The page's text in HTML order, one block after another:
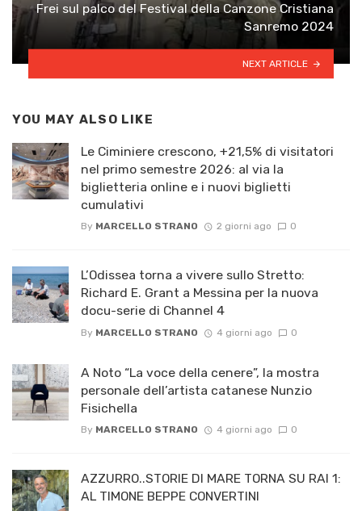
Frei sul palco del Festival della Canzone Cristiana
Sanremo 2024
NEXT ARTICLE
YOU MAY ALSO LIKE
Le Ciminiere crescono, +21,5% di visitatori
nel primo semestre 2026: al via la
biglietteria online e i nuovi biglietti
cumulativi
By MARCELLO STRANO 2 giorni ago 0
L’Odissea torna a vivere sullo Stretto:
Richard E. Grant a Messina per la nuova
docu-serie di Channel 4
By MARCELLO STRANO 4 giorni ago 0
A Noto “La voce della cenere”, la mostra
personale dell’artista catanese Nunzio
Fisichella
By MARCELLO STRANO 4 giorni ago 0
AZZURRO..STORIE DI MARE TORNA SU RAI 1:
AL TIMONE BEPPE CONVERTINI